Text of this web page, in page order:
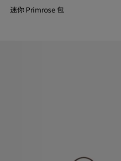
迷你 Primrose 包